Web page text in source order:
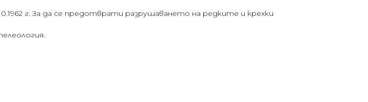
г. За да се предотврати разрушаването на редките и крехки